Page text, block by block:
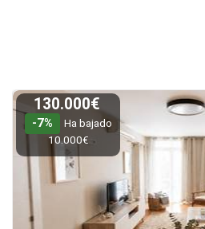
130.000€
-7%
Ha bajado
10.000€